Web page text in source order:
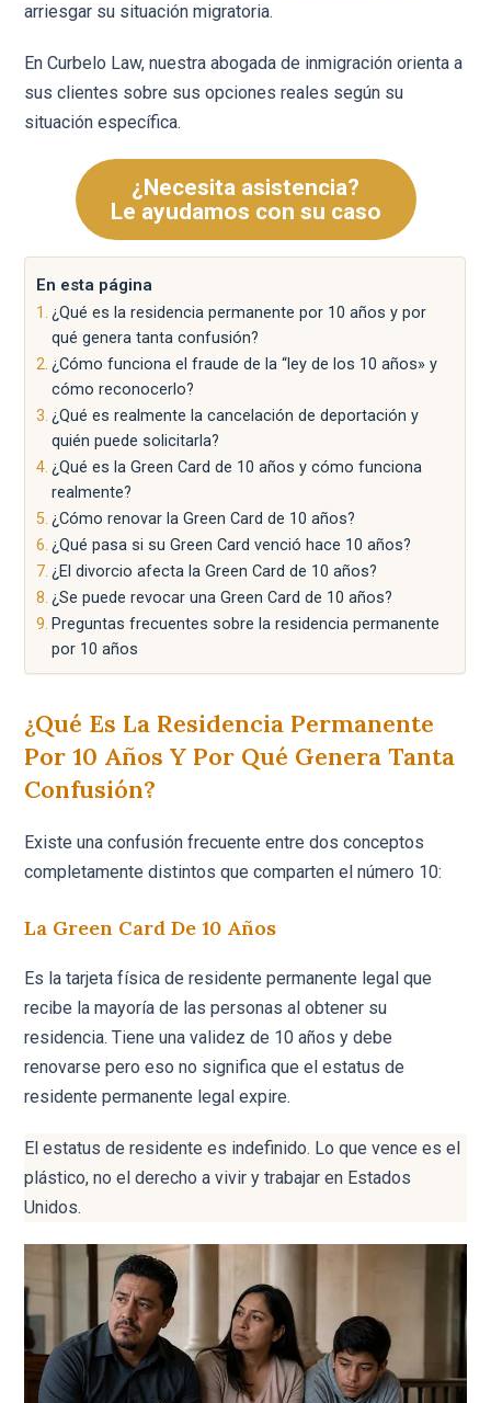
arriesgar su situación migratoria.
En Curbelo Law, nuestra abogada de inmigración orienta a
sus clientes sobre sus opciones reales según su
situación específica.
¿Necesita asistencia?
Le ayudamos con su caso
En esta página
¿Qué es la residencia permanente por 10 años y por
qué genera tanta confusión?
¿Cómo funciona el fraude de la “ley de los 10 años» y
cómo reconocerlo?
¿Qué es realmente la cancelación de deportación y
quién puede solicitarla?
¿Qué es la Green Card de 10 años y cómo funciona
realmente?
¿Cómo renovar la Green Card de 10 años?
¿Qué pasa si su Green Card venció hace 10 años?
¿El divorcio afecta la Green Card de 10 años?
¿Se puede revocar una Green Card de 10 años?
Preguntas frecuentes sobre la residencia permanente
por 10 años
¿Qué Es La Residencia Permanente
Por 10 Años Y Por Qué Genera Tanta
Confusión?
Existe una confusión frecuente entre dos conceptos
completamente distintos que comparten el número 10:
La Green Card De 10 Años
Es la tarjeta física de residente permanente legal que
recibe la mayoría de las personas al obtener su
residencia. Tiene una validez de 10 años y debe
renovarse pero eso no significa que el estatus de
residente permanente legal expire.
El estatus de residente es indefinido. Lo que vence es el
plástico, no el derecho a vivir y trabajar en Estados
Unidos.